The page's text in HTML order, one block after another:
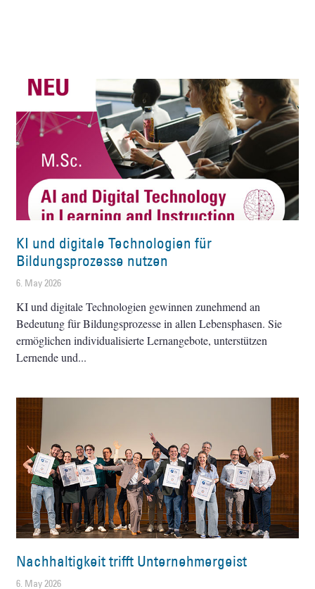
KI und digitale Technologien für
Bildungsprozesse nutzen
6. May 2026
KI und digitale Technologien gewinnen zunehmend an
Bedeutung für Bildungsprozesse in allen Lebensphasen. Sie
ermöglichen individualisierte Lernangebote, unterstützen
Lernende und
Nachhaltigkeit trifft Unternehmergeist
6. May 2026